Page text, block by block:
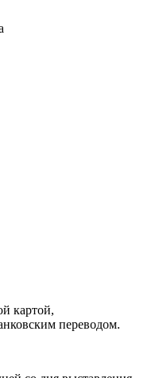
картой,
переводом.